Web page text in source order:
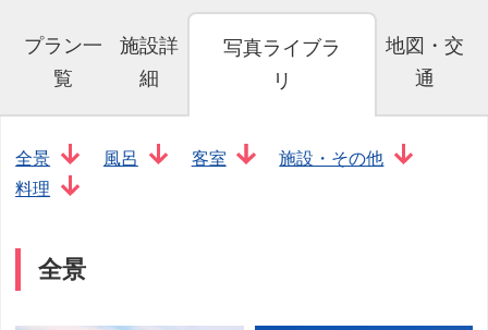
プラン一
覧
施設詳
細
写真ライブラ
リ
地図・交
通
全景 風呂 客室
施設・その他
料理
全景